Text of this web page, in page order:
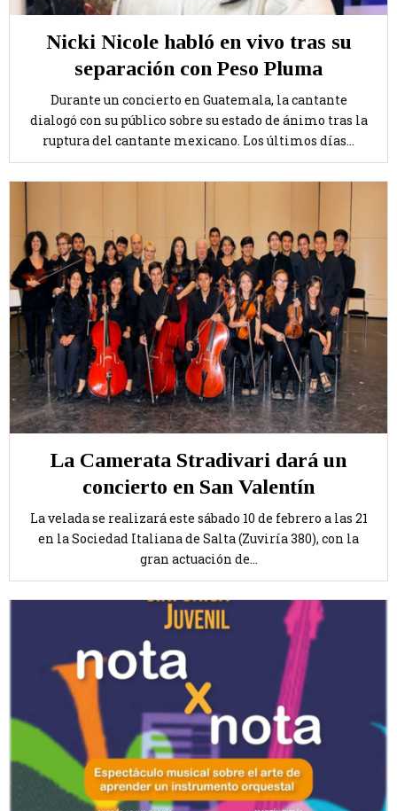
Nicki Nicole habló en vivo tras su
separación con Peso Pluma
Durante un concierto en Guatemala, la cantante
dialogó con su público sobre su estado de ánimo tras la
ruptura del cantante mexicano. Los últimos días...
La Camerata Stradivari dará un
concierto en San Valentín
La velada se realizará este sábado 10 de febrero a las 21
en la Sociedad Italiana de Salta (Zuviría 380), con la
gran actuación de...